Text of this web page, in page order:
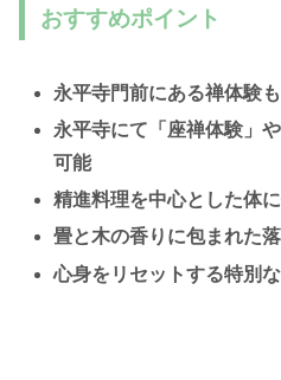
おすすめポイント
永平寺門前にある禅体験
永平寺にて「座禅体験」
可能
精進料理を中心とした体
畳と木の香りに包まれた
心身をリセットする特別